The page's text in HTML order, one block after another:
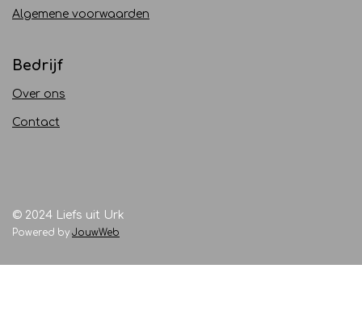
Algemene voorwaarden
Bedrijf
Over ons
Contact
© 2024 Liefs uit Urk
Powered by JouwWeb